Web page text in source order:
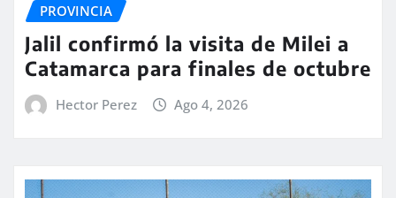
PROVINCIA
Jalil confirmó la visita de Milei a
Catamarca para finales de octubre
Hector Perez Ago 4, 2026